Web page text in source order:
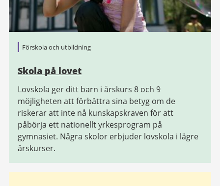
Förskola och utbildning
Skola på lovet
Lovskola ger ditt barn i årskurs 8 och 9
möjligheten att förbättra sina betyg om de
riskerar att inte nå kunskapskraven för att
påbörja ett nationellt yrkesprogram på
gymnasiet. Några skolor erbjuder lovskola i lägre
årskurser.